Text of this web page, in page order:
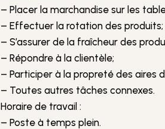
– Placer la marchandise sur les
– Effectuer la rotation des produits;
– S’assurer de la fraîcheur des
– Répondre à la clientèle;
– Participer à la propreté des aires
– Toutes autres tâches connexes.
Horaire de travail :
– Poste à temps plein.